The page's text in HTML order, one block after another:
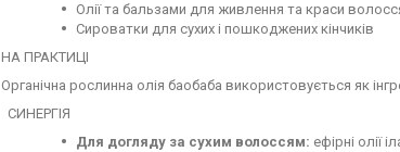
Олії та бальзами для живлення та краси
Сироватки для сухих і пошкоджених кінчиків
НА ПРАКТИЦІ
Органічна рослинна олія баобаба використовується як
СИНЕРГІЯ
Для догляду за сухим волоссям: ефірні олії